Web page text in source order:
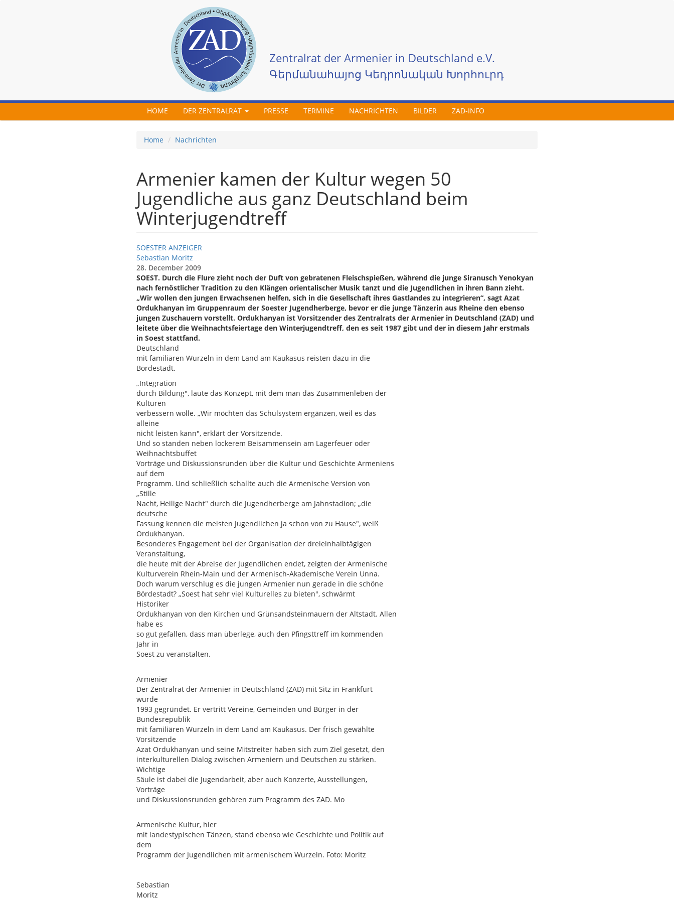
Zentralrat der Armenier in Deutschland e.V.
Գերմանահայոց Կեդրոնական Խորհուրդ
HOME DER ZENTRALRAT PRESSE TERMINE NACHRICHTEN BILDER ZAD-INFO
Home Nachrichten
Armenier kamen der Kultur wegen 50
Jugendliche aus ganz Deutschland beim
Winterjugendtreff
SOESTER ANZEIGER
Sebastian Moritz
28. December 2009
SOEST. Durch die Flure zieht noch der Duft von gebratenen Fleischspießen, während die junge Siranusch Yenokyan
nach fernöstlicher Tradition zu den Klängen orientalischer Musik tanzt und die Jugendlichen in ihren Bann zieht.
„Wir wollen den jungen Erwachsenen helfen, sich in die Gesellschaft ihres Gastlandes zu integrieren“, sagt Azat
Ordukhanyan im Gruppenraum der Soester Jugendherberge, bevor er die junge Tänzerin aus Rheine den ebenso
jungen Zuschauern vorstellt. Ordukhanyan ist Vorsitzender des Zentralrats der Armenier in Deutschland (ZAD) und
leitete über die Weihnachtsfeiertage den Winterjugendtreff, den es seit 1987 gibt und der in diesem Jahr erstmals
in Soest stattfand.
Deutschland
mit familiären Wurzeln in dem Land am Kaukasus reisten dazu in die
Bördestadt.
„Integration
durch Bildung", laute das Konzept, mit dem man das Zusammenleben der
Kulturen
verbessern wolle. „Wir möchten das Schulsystem ergänzen, weil es das
alleine
nicht leisten kann", erklärt der Vorsitzende.
Und so standen neben lockerem Beisammensein am Lagerfeuer oder
Weihnachtsbuffet
Vorträge und Diskussionsrunden über die Kultur und Geschichte Armeniens
auf dem
Programm. Und schließlich schallte auch die Armenische Version von
„Stille
Nacht, Heilige Nacht" durch die Jugendherberge am Jahnstadion; „die
deutsche
Fassung kennen die meisten Jugendlichen ja schon von zu Hause", weiß
Ordukhanyan.
Besonderes Engagement bei der Organisation der dreieinhalbtägigen
Veranstaltung,
die heute mit der Abreise der Jugendlichen endet, zeigten der Armenische
Kulturverein Rhein-Main und der Armenisch-Akademische Verein Unna.
Doch warum verschlug es die jungen Armenier nun gerade in die schöne
Bördestadt? „Soest hat sehr viel Kulturelles zu bieten", schwärmt
Historiker
Ordukhanyan von den Kirchen und Grünsandsteinmauern der Altstadt. Allen
habe es
so gut gefallen, dass man überlege, auch den Pfingsttreff im kommenden
Jahr in
Soest zu veranstalten.
Armenier
Der Zentralrat der Armenier in Deutschland (ZAD) mit Sitz in Frankfurt
wurde
1993 gegründet. Er vertritt Vereine, Gemeinden und Bürger in der
Bundesrepublik
mit familiären Wurzeln in dem Land am Kaukasus. Der frisch gewählte
Vorsitzende
Azat Ordukhanyan und seine Mitstreiter haben sich zum Ziel gesetzt, den
interkulturellen Dialog zwischen Armeniern und Deutschen zu stärken.
Wichtige
Säule ist dabei die Jugendarbeit, aber auch Konzerte, Ausstellungen,
Vorträge
und Diskussionsrunden gehören zum Programm des ZAD. Mo
Armenische Kultur, hier
mit landestypischen Tänzen, stand ebenso wie Geschichte und Politik auf
dem
Programm der Jugendlichen mit armenischem Wurzeln. Foto: Moritz
Sebastian
Moritz